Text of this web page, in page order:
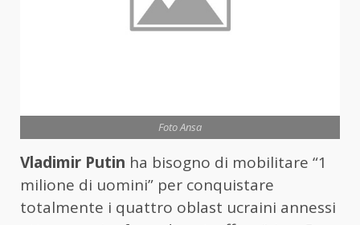
Foto Ansa
Vladimir Putin ha bisogno di mobilitare “1
milione di uomini” per conquistare
totalmente i quattro oblast ucraini annessi